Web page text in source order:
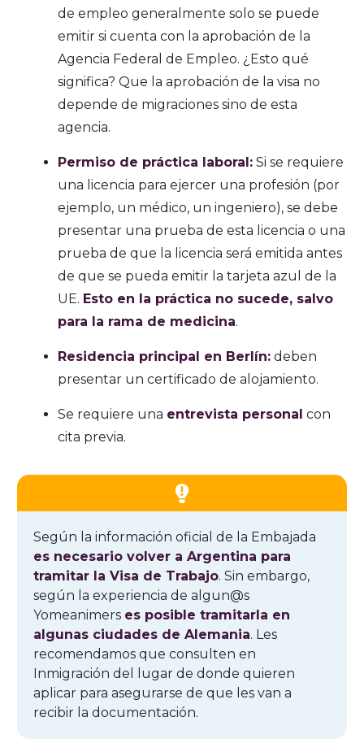
de empleo generalmente solo se puede
emitir si cuenta con la aprobación de la
Agencia Federal de Empleo. ¿Esto qué
significa? Que la aprobación de la visa no
depende de migraciones sino de esta
agencia.
Permiso de práctica laboral: Si se requiere
una licencia para ejercer una profesión (por
ejemplo, un médico, un ingeniero), se debe
presentar una prueba de esta licencia o una
prueba de que la licencia será emitida antes
de que se pueda emitir la tarjeta azul de la
UE. Esto en la práctica no sucede, salvo
para la rama de medicina.
Residencia principal en Berlín: deben
presentar un certificado de alojamiento.
Se requiere una entrevista personal con
cita previa.
Según la información oficial de la Embajada
es necesario volver a Argentina para
tramitar la Visa de Trabajo. Sin embargo,
según la experiencia de algun@s
Yomeanimers es posible tramitarla en
algunas ciudades de Alemania. Les
recomendamos que consulten en
Inmigración del lugar de donde quieren
aplicar para asegurarse de que les van a
recibir la documentación.